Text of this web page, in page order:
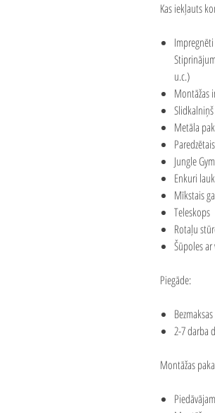
Kas iekļauts
u.c.)
Montāžas
Metāla
Jungle
Enkuri
Mīkstais
Teleskops
Rotaļu
Šūpoles
Piegāde:
2-7 darba
Montāžas